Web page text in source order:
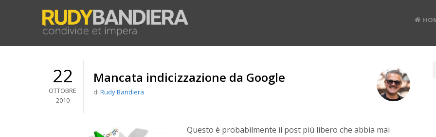
22
OTTOBRE
2010
Mancata indicizzazione da Google
di Rudy Bandiera
Questo è probabilmente il post più libero che abbia mai